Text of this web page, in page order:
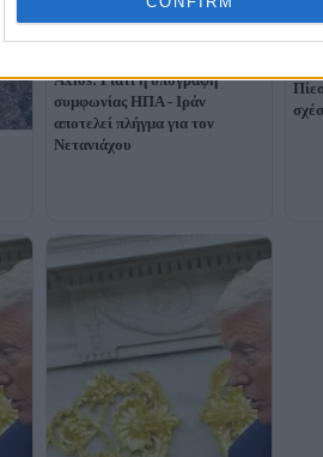
Axios: Γιατί η υπογραφή
συμφωνίας ΗΠΑ - Ιράν
αποτελεί πλήγμα για τον
Νετανιάχου